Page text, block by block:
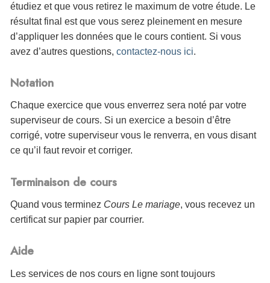
étudiez et que vous retirez le maximum de votre étude. Le
résultat final est que vous serez pleinement en mesure
d’appliquer les données que le cours contient. Si vous
avez d’autres questions, contactez-nous ici.
Notation
Chaque exercice que vous enverrez sera noté par votre
superviseur de cours. Si un exercice a besoin d’être
corrigé, votre superviseur vous le renverra, en vous disant
ce qu’il faut revoir et corriger.
Terminaison de cours
Quand vous terminez Cours Le mariage, vous recevez un
certificat sur papier par courrier.
Aide
Les services de nos cours en ligne sont toujours